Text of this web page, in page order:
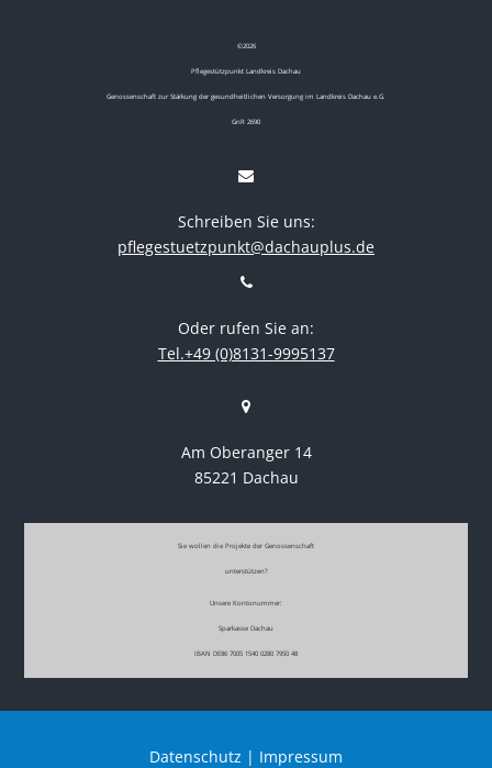
©2026
Pflegestützpunkt Landkreis Dachau
Genossenschaft zur Stärkung der gesundheitlichen Versorgung im Landkreis Dachau e.G.
GnR 2690
Schreiben Sie uns:
pflegestuetzpunkt@dachauplus.de
Oder rufen Sie an:
Tel.+49 (0)8131-9995137
Am Oberanger 14
85221 Dachau
Sie wollen die Projekte der Genossenschaft
unterstützen?
Unsere Kontonummer:
Sparkasse Dachau
IBAN DE86 7005 1540 0280 7950 48
Datenschutz | Impressum